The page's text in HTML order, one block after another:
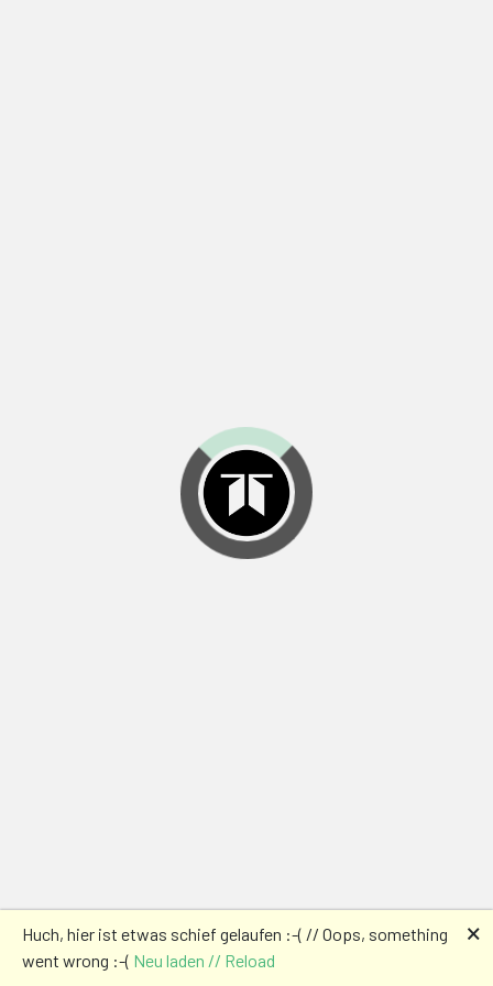
Huch, hier ist etwas schief gelaufen :-( // Oops, something
went wrong :-( Neu laden // Reload
🗙